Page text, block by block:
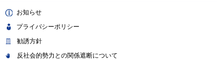
お知らせ
プライバシーポリシー
勧誘方針
反社会的勢力との関係遮断について